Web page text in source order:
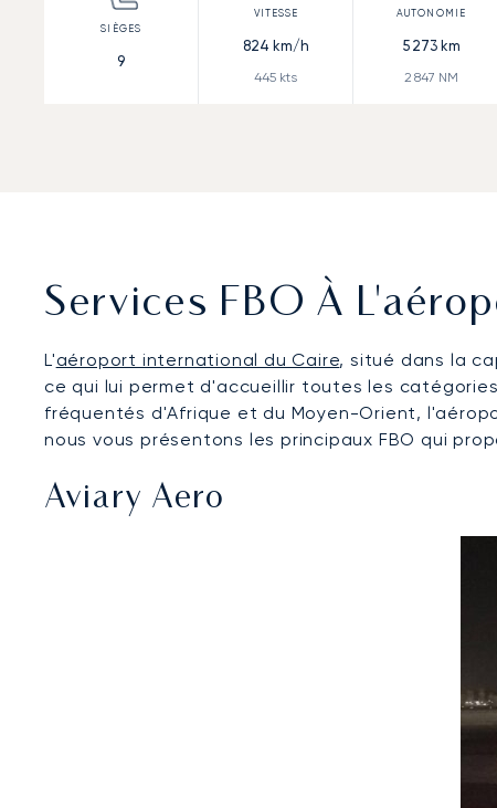
9
824 km/h
445 kts
5 273km
2 847 NM
Services FBO À
L'aéroport international du Caire, situé dans la
ce qui lui permet d'accueillir toutes les
fréquentés d'Afrique et du Moyen-Orient,
nous vous présentons les principaux FBO qui
Aviary Aero